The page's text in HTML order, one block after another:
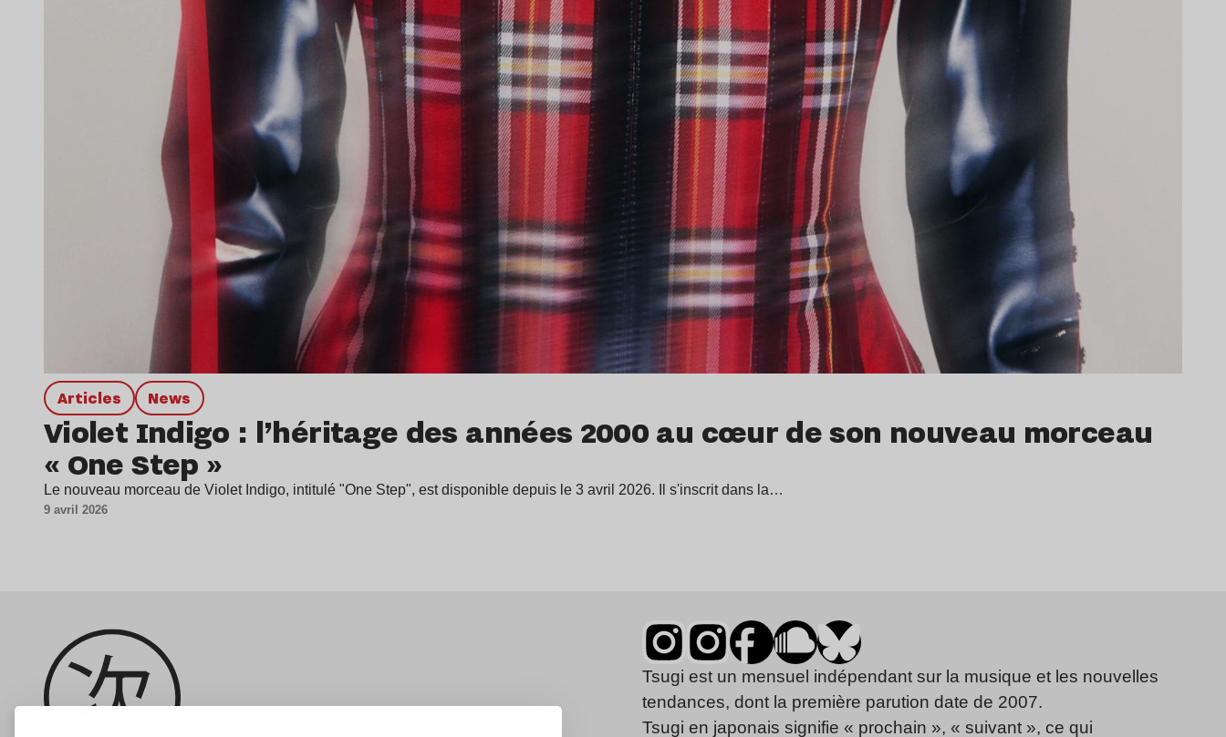
Articles news
Violet Indigo : l’héritage des années 2000 au cœur de son nouveau morceau
« One Step »
Le nouveau morceau de Violet Indigo, intitulé "One Step", est disponible depuis le 3 avril 2026. Il s'inscrit dans la…
9 avril 2026
Tsugi est un mensuel indépendant sur la musique et les nouvelles
tendances, dont la première parution date de 2007.
Tsugi en japonais signifie « prochain », « suivant », ce qui